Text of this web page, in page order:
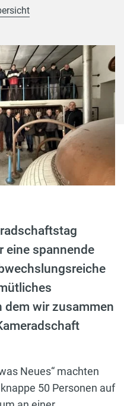
eine spannende
dem wir zusammen
Neues“ machten
50 Personen auf